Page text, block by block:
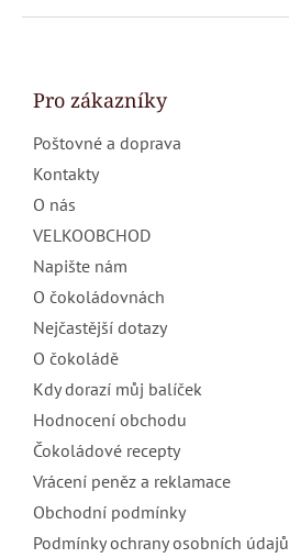
Z
Pro zákazníky
Poštovné a doprava
Kontakty
O nás
VELKOOBCHOD
Napište nám
O čokoládovnách
Nejčastější dotazy
O čokoládě
Kdy dorazí můj balíček
Hodnocení obchodu
Čokoládové recepty
Vrácení peněz a reklamace
Obchodní podmínky
Podmínky ochrany osobních údajů